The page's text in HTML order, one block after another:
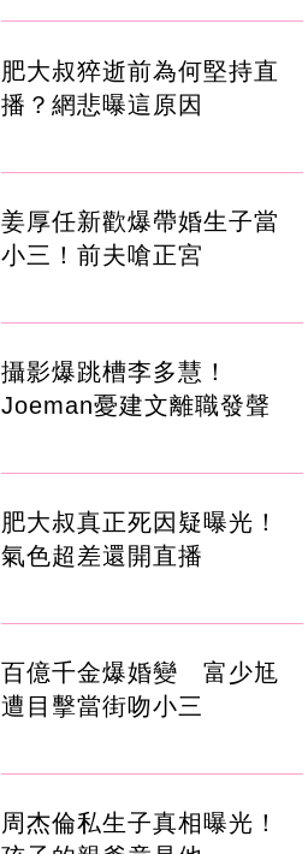
肥大叔猝逝前為何堅持直
播？網悲曝這原因
姜厚任新歡爆帶婚生子當
小三！前夫嗆正宮
攝影爆跳槽李多慧！
Joeman憂建文離職發聲
肥大叔真正死因疑曝光！
氣色超差還開直播
百億千金爆婚變 富少尪
遭目擊當街吻小三
周杰倫私生子真相曝光！